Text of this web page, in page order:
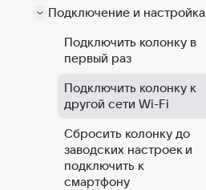
Подключение и настройка
Подключить колонку в
первый раз
Подключить колонку к
другой сети Wi-Fi
Сбросить колонку до
заводских настроек и
подключить к
смартфону